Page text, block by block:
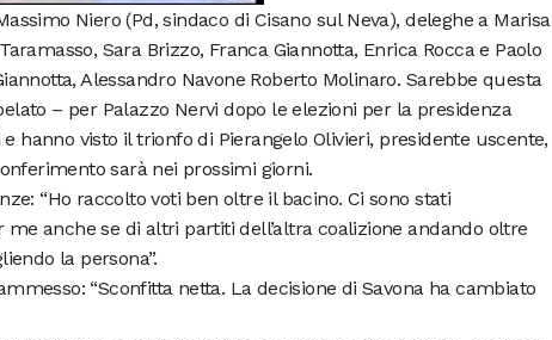
Niero (Pd, sindaco di Cisano sul Neva), deleghe a Marisa
Sara Brizzo, Franca Giannotta, Enrica Rocca e Paolo
Alessandro Navone Roberto Molinaro. Sarebbe questa
– per Palazzo Nervi dopo le elezioni per la presidenza
hanno visto il trionfo di Pierangelo Olivieri, presidente uscente,
sarà nei prossimi giorni.
“Ho raccolto voti ben oltre il bacino. Ci sono stati
anche se di altri partiti dell’altra coalizione andando oltre
la persona”.
“Sconfitta netta. La decisione di Savona ha cambiato